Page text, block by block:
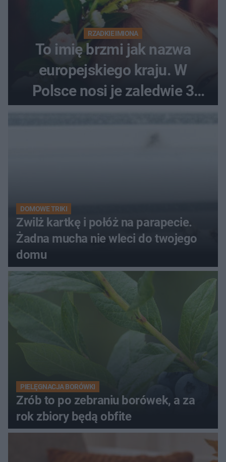
RZADKIE IMIONA
To imię brzmi jak nazwa
europejskiego kraju. W
Polsce nosi je zaledwie 3
kobiety
DOMOWE TRIKI
Zwilż kartkę i połóż na parapecie.
Żadna mucha nie wleci do twojego
domu
PIELĘGNACJA BORÓWKI
Zrób to po zebraniu borówek, a za
rok zbiory będą obfite